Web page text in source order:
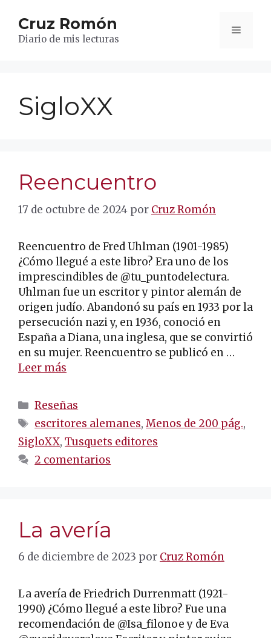
contenido
Cruz Romón
Diario de mis lecturas
Menú
SigloXX
Reencuentro
17 de octubre de 2024 por Cruz Romón
Reencuentro de Fred Uhlman (1901-1985)
¿Cómo llegué a este libro? Era uno de los
imprescindibles de @tu_puntodelectura.
Uhlman fue un escritor y pintor alemán de
origen judío. Abandonó su país en 1933 por la
persecución nazi y, en 1936, conoció en
España a Diana, una inglesa, que se convirtió
en su mujer. Reencuentro se publicó en …
Leer más
Categorías
Reseñas
Etiquetas
escritores alemanes,Menos de 200 pág.,
SigloXX, Tusquets editores
2 comentarios
La avería
6 de diciembre de 2023 por Cruz Romón
La avería de Friedrich Durrenmatt (1921-
1990) ¿Cómo llegué a este libro? Fue una
recomendación de @Isa_filonoe y de Eva